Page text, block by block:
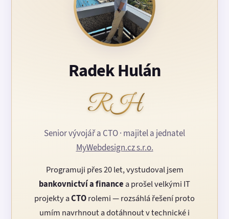
Radek Hulán
RH
Senior vývojář a CTO · majitel a jednatel
MyWebdesign.cz s.r.o.
Programuji přes 20 let, vystudoval jsem
bankovnictví a finance a prošel velkými IT
projekty aCTOrolemi — rozsáhlá řešení proto
umím navrhnout a dotáhnout v technické i